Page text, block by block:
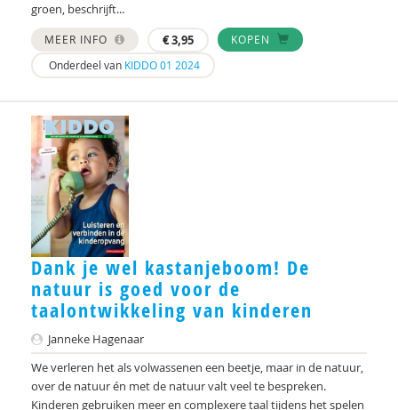
Taylor
Voorst van Beest, M. van
Daniël . Stuit
René .C. Hoksbergen
Erna ‘t Hart
Judith ’t Gilde
Jeugdautoriteit (JA)
Stephen A. Anderson
Ralph A. Brown
Wilna A.J. Meijer
groen, beschrijft...
MEER INFO €3,95
KOPEN
Onderdeel van KIDDO 01 2024
Dank je wel kastanjeboom! De
natuur is goed voor de
taalontwikkeling van kinderen
Janneke Hagenaar
We verleren het als volwassenen een beetje, maar in de natuur,
over de natuur én met de natuur valt veel te bespreken.
Kinderen gebruiken meer en complexere taal tijdens het spelen